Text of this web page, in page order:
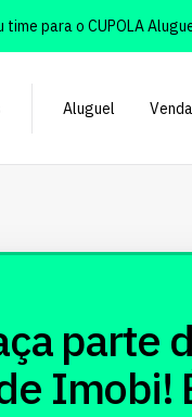
para o CUPOLA Aluguel
Aluguel
parte
Imobi!